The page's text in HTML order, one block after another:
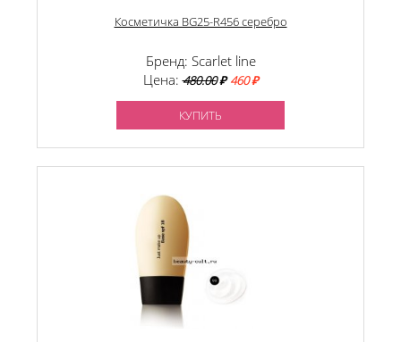
Косметичка BG25-R456 серебро
Бренд: Scarlet line
Цена:480.00₽ 460 ₽
КУПИТЬ